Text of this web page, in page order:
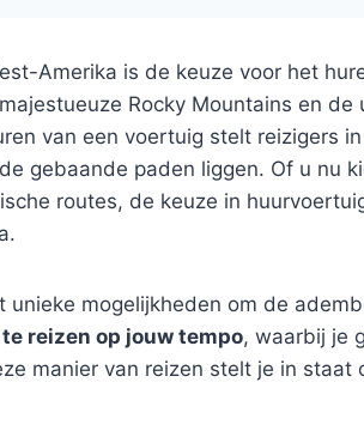
Amerika is de keuze voor het
Rocky Mountains en
van een voertuig stelt reizigers
gebaande paden liggen. Of u nu
routes, de keuze in
unieke mogelijkheden om de
te reizen op jouw tempo, waarbij je
manier van reizen stelt je in